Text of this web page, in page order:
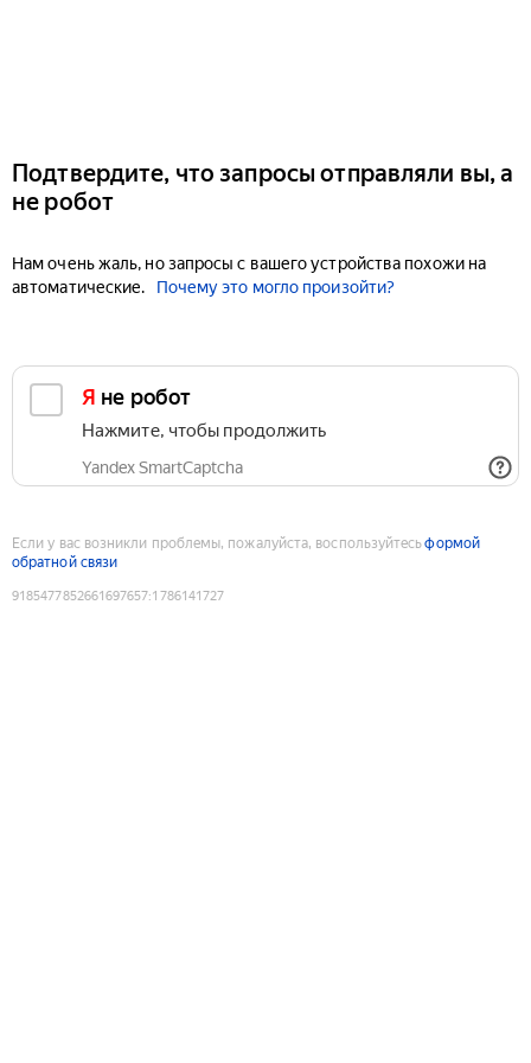
Подтвердите, что запросы отправляли вы, а
не робот
Нам очень жаль, но запросы с вашего устройства похожи на
автоматические.
Почему это могло произойти?
Я не робот
Нажмите, чтобы продолжить
Yandex SmartCaptcha
Если у вас возникли проблемы, пожалуйста, воспользуйтесьформой
обратной связи
9185477852661697657:1786141727